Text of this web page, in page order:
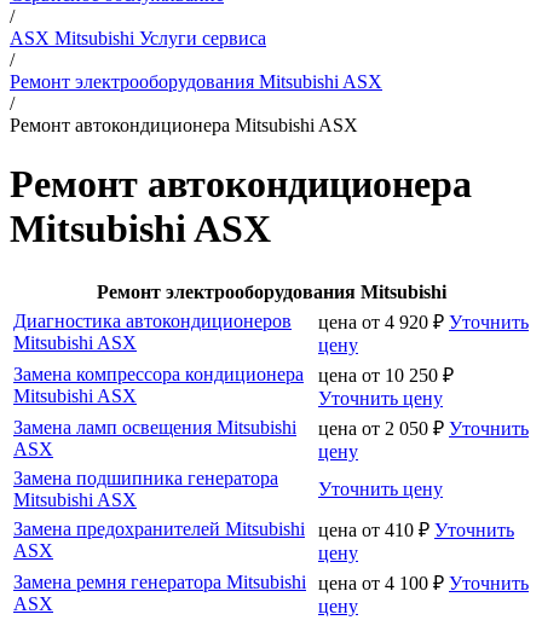
/
ASX Mitsubishi Услуги сервиса
/
Ремонт электрооборудования Mitsubishi ASX
/
Ремонт автокондиционера Mitsubishi ASX
Ремонт автокондиционера
Mitsubishi ASX
Ремонт электрооборудования Mitsubishi
Диагностика автокондиционеров
Mitsubishi ASX
цена от 4 920 ₽ Уточнить
цену
Замена компрессора кондиционера
Mitsubishi ASX
цена от 10 250 ₽
Уточнить цену
Замена ламп освещения Mitsubishi
ASX
цена от 2 050 ₽ Уточнить
цену
Замена подшипника генератора
Mitsubishi ASX
Уточнить цену
Замена предохранителей Mitsubishi
ASX
цена от 410 ₽ Уточнить
цену
Замена ремня генератора Mitsubishi
ASX
цена от 4 100 ₽ Уточнить
цену